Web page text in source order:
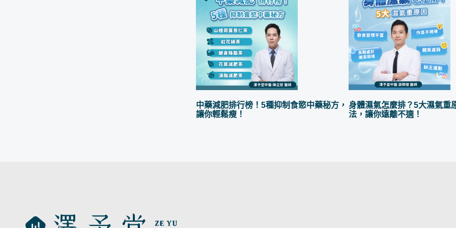
中藥減肥排行榜！5種抑制食慾中藥秘方，
讓你輕鬆瘦！
身體濕氣怎麼排？5大濕氣重
法，讓你遠離不適！